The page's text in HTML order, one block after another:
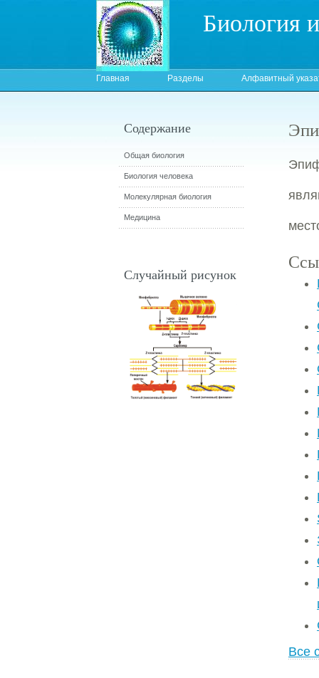
Биология
Главная Разделы Алфавитный
Все
Содержание
Общая биология
Биология человека
Молекулярная биология
Медицина
Случайный рисунок